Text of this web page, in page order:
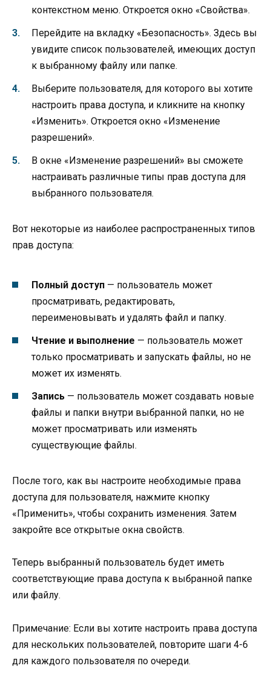
контекстном меню. Откроется окно «Свойства».
Перейдите на вкладку «Безопасность». Здесь вы
увидите список пользователей, имеющих доступ
к выбранному файлу или папке.
Выберите пользователя, для которого вы хотите
настроить права доступа, и кликните на кнопку
«Изменить». Откроется окно «Изменение
разрешений».
В окне «Изменение разрешений» вы сможете
настраивать различные типы прав доступа для
выбранного пользователя.
Вот некоторые из наиболее распространенных типов
прав доступа:
Полный доступ — пользователь может
просматривать, редактировать,
переименовывать и удалять файл и папку.
Чтение и выполнение — пользователь может
только просматривать и запускать файлы, но не
может их изменять.
Запись — пользователь может создавать новые
файлы и папки внутри выбранной папки, но не
может просматривать или изменять
существующие файлы.
После того, как вы настроите необходимые права
доступа для пользователя, нажмите кнопку
«Применить», чтобы сохранить изменения. Затем
закройте все открытые окна свойств.
Теперь выбранный пользователь будет иметь
соответствующие права доступа к выбранной папке
или файлу.
Примечание: Если вы хотите настроить права доступа
для нескольких пользователей, повторите шаги 4-6
для каждого пользователя по очереди.